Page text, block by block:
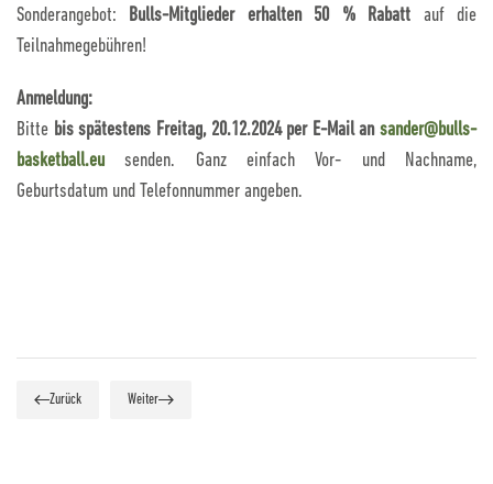
Sonderangebot: Bulls-Mitglieder erhalten 50 % Rabatt auf die
Teilnahmegebühren!
Anmeldung:
Bitte bis spätestens Freitag, 20.12.2024 per E-Mail an sander@bulls-
basketball.eu
senden. Ganz einfach Vor- und Nachname,
Geburtsdatum und Telefonnummer angeben.
Zurück Weiter